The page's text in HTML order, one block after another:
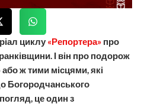
циклу «Репортера» про
І він про подорож
ж тими місцями, які
Богородчанського
це один з